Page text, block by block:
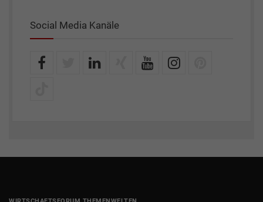
Social Media Kanäle